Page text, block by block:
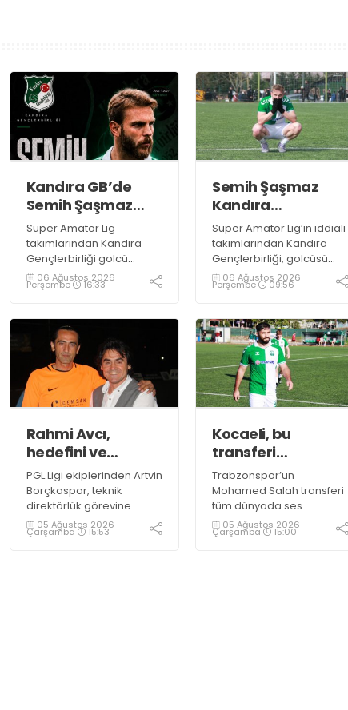
Kandıra GB’de
Semih Şaşmaz
resmen TAMAM!
Süper Amatör Lig
takımlarından Kandıra
Gençlerbirliği golcü
futbolcu Semih Şaşmaz
ile yola devam ettiğini
06 Ağustos 2026
Perşembe 16:33
Semih Şaşmaz
Kandıra
Gençlerbirliği’nde
devam dedi!
Süper Amatör Lig’in iddialı
takımlarından Kandıra
Gençlerbirliği, golcüsü
Semih Şaşmaz ile devam
ediyor.
06 Ağustos 2026
Perşembe 09:56
Rahmi Avcı,
hedefini ve
stratejisini
paylaştı
PGL Ligi ekiplerinden Artvin
Borçkaspor, teknik
direktörlük görevine
Kocaeli’nin başarılı
isimlerinden Rahmi Avcı'yı
05 Ağustos 2026
Çarşamba 15:53
Kocaeli, bu
transferi
konuşuyor!
Trabzonspor’un
Mohamed Salah transferi
tüm dünyada ses
getirirken Kocaeli
amatöründe de çok
05 Ağustos 2026
Çarşamba 15:00